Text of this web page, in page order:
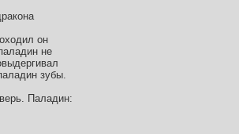
он
не
зубы.
Паладин: